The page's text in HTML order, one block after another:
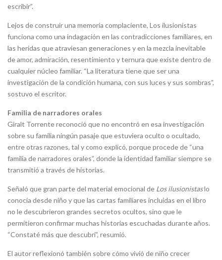
escribir”.
Lejos de construir una memoria complaciente, Los ilusionistas
funciona como una indagación en las contradicciones familiares, en
las heridas que atraviesan generaciones y en la mezcla inevitable
de amor, admiración, resentimiento y ternura que existe dentro de
cualquier núcleo familiar. “La literatura tiene que ser una
investigación de la condición humana, con sus luces y sus sombras”,
sostuvo el escritor.
Familia de narradores orales
Giralt Torrente reconoció que no encontró en esa investigación
sobre su familia ningún pasaje que estuviera oculto o ocultado,
entre otras razones, tal y como explicó, porque procede de “una
familia de narradores orales”, donde la identidad familiar siempre se
transmitió a través de historias.
Señaló que gran parte del material emocional de Los ilusionistaslo
conocía desde niño y que las cartas familiares incluidas en el libro
no le descubrieron grandes secretos ocultos, sino que le
permitieron confirmar muchas historias escuchadas durante años.
“Constaté más que descubrí”, resumió.
El autor reflexionó también sobre cómo vivió de niño crecer